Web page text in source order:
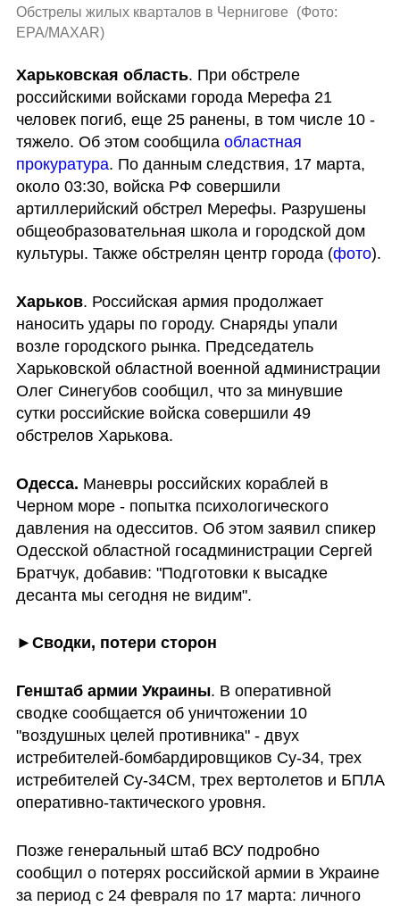
Обстрелы жилых кварталов в Чернигове (Фото:
EPA/MAXAR)
Харьковская область. При обстреле
российскими войсками города Мерефа 21
человек погиб, еще 25 ранены, в том числе 10 -
тяжело. Об этом сообщила областная
прокуратура. По данным следствия, 17 марта,
около 03:30, войска РФ совершили
артиллерийский обстрел Мерефы. Разрушены
общеобразовательная школа и городской дом
культуры. Также обстрелян центр города (фото).
Харьков. Российская армия продолжает
наносить удары по городу. Снаряды упали
возле городского рынка. Председатель
Харьковской областной военной администрации
Олег Синегубов сообщил, что за минувшие
сутки российские войска совершили 49
обстрелов Харькова.
Одесса. Маневры российских кораблей в
Черном море - попытка психологического
давления на одесситов. Об этом заявил спикер
Одесской областной госадминистрации Сергей
Братчук, добавив: "Подготовки к высадке
десанта мы сегодня не видим".
► Сводки, потери сторон
Генштаб армии Украины. В оперативной
сводке сообщается об уничтожении 10
"воздушных целей противника" - двух
истребителей-бомбардировщиков Су-34, трех
истребителей Су-34СМ, трех вертолетов и БПЛА
оперативно-тактического уровня.
Позже генеральный штаб ВСУ подробно
сообщил о потерях российской армии в Украине
за период с 24 февраля по 17 марта: личного